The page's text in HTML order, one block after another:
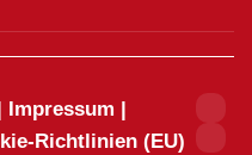
Impressum
Richtlinien (EU)